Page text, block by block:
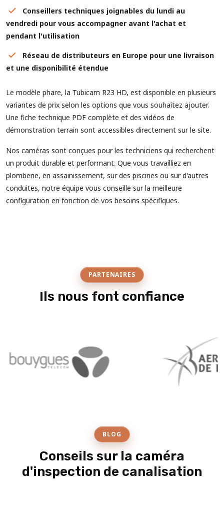
Conseillers techniques joignables du lundi au
vendredi pour vous accompagner avant l'achat et
pendant l'utilisation
Réseau de distributeurs en Europe pour une livraison
et une disponibilité étendue
Le modèle phare, la Tubicam R23 HD, est disponible en plusieurs
variantes de prix selon les options que vous souhaitez ajouter.
Une fiche technique PDF complète et des vidéos de
démonstration terrain sont accessibles directement sur le site.
Nos caméras sont conçues pour les techniciens qui recherchent
un produit durable et performant. Que vous travailliez en
plomberie, en assainissement, sur des piscines ou sur d'autres
conduites, notre équipe vous conseille sur la meilleure
configuration en fonction de vos besoins spécifiques.
PARTENAIRES
Ils nous font confiance
BLOG
Conseils sur la caméra
d'inspection de canalisation